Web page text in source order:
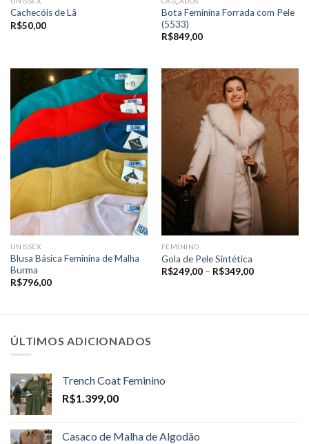
Cachecóis de Lã
R$50,00
Bota Feminina Forrada com Pele
(5533)
R$849,00
UNISSEX
Blusa Básica Feminina de Malha
Burma
R$796,00
FEMININO
Gola de Pele Sintética
R$249,00 – R$349,00Price
ÚLTIMOS ADICIONADOS
Trench Coat Feminino
R$1.399,00
Casaco de Malha de Algodão